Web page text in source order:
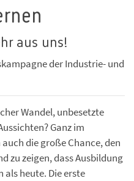
aus uns!
der Industrie- und
Wandel, unbesetzte
Ganz im
die große Chance, den
zu zeigen, dass Ausbildung
als heute. Die erste